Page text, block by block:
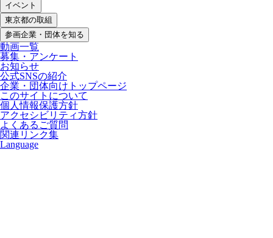
イベント
東京都の取組
参画企業・団体を知る
動画一覧
募集・アンケート
お知らせ
公式SNSの紹介
企業・団体向けトップページ
このサイトについて
個人情報保護方針
アクセシビリティ方針
よくあるご質問
関連リンク集
Language